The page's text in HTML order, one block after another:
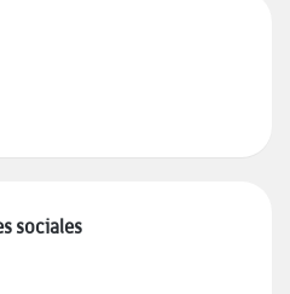
sociales